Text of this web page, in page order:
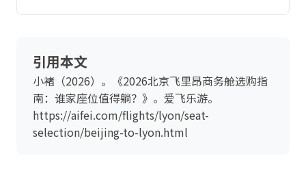
引用本文
小褚（2026）。《2026北京飞里昂商务舱选购指
南：谁家座位值得躺？》。爱飞乐游。
https://aifei.com/flights/lyon/seat-
selection/beijing-to-lyon.html